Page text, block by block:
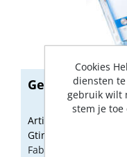
Gedore
Artikelnummer:
Gtin: 4010886603109
Fabrikant artikel
Cookies
diensten
gebruik wilt
stem je toe